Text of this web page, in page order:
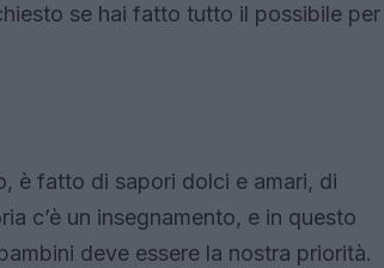
se hai fatto tutto il possibile per
è fatto di sapori dolci e amari, di
c’è un insegnamento, e in questo
deve essere la nostra priorità.